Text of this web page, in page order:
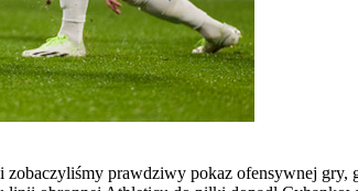
prawdziwy pokaz ofensywnej gry,